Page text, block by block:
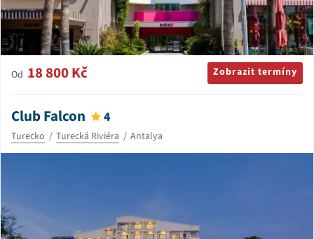
Od 18 800 Kč Zobrazit termíny
Club Falcon 4
Turecko Turecká Riviéra Antalya